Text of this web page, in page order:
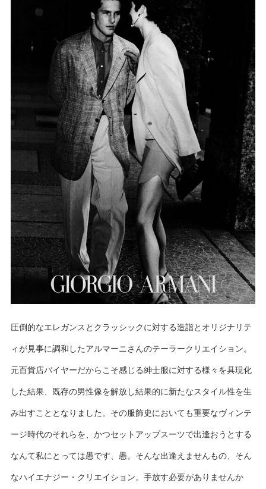
圧倒的なエレガンスとクラッシックに対する造詣とオリジナリテ
ィが見事に調和したアルマーニさんのテーラークリエイション。
元百貨店バイヤーだからこそ感じる紳士服に対する様々を具現化
した結果、既存の男性像を解放し結果的に新たなスタイル性を生
み出すこととなりました。その服飾史においても重要なヴィンテ
ージ時代のそれらを、かつセットアップスーツで出逢おうとする
なんて私にとっては愚です、愚。そんな出逢えませんもの、そん
なハイエナジー・クリエイション。手放す必要がありませんか